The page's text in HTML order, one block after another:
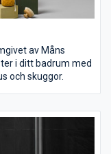
av Måns
i ditt badrum med
och skuggor.